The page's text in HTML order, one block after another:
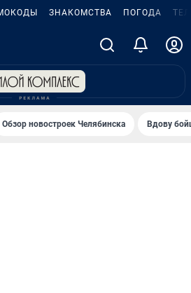
ЗНАКОМСТВА ПОГОДА
Обзор новостроек Челябинска Вдову